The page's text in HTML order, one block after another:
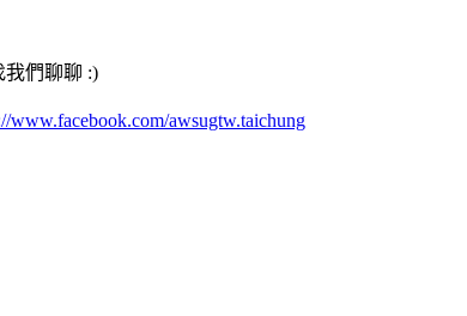
們聊聊 :)
www.facebook.com/awsugtw.taichung